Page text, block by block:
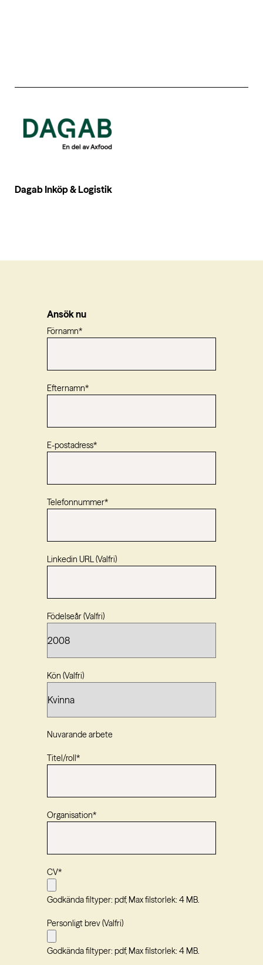
Dagab Inköp & Logistik
Ansök nu
Förnamn*
Efternamn*
E-postadress*
Telefonnummer*
Linkedin URL (Valfri)
Födelseår (Valfri)
Kön (Valfri)
Nuvarande arbete
Titel/roll*
Organisation*
CV*
Godkända filtyper: pdf, Max filstorlek: 4 MB.
Personligt brev (Valfri)
Godkända filtyper: pdf, Max filstorlek: 4 MB.